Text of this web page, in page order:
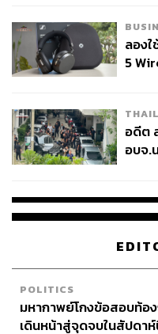
ลอง
5
อดีต
อบจ.
POLITICS
มหากาพย์โกงข้อสอบท้อ
เดินหน้าสู่จุดจบในสัปดา